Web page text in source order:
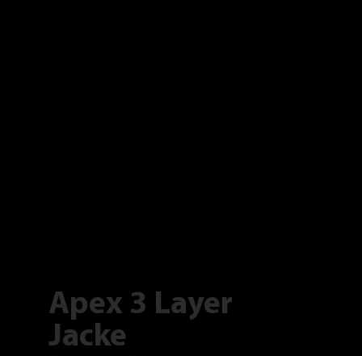
Apex 3 Layer
Jacke